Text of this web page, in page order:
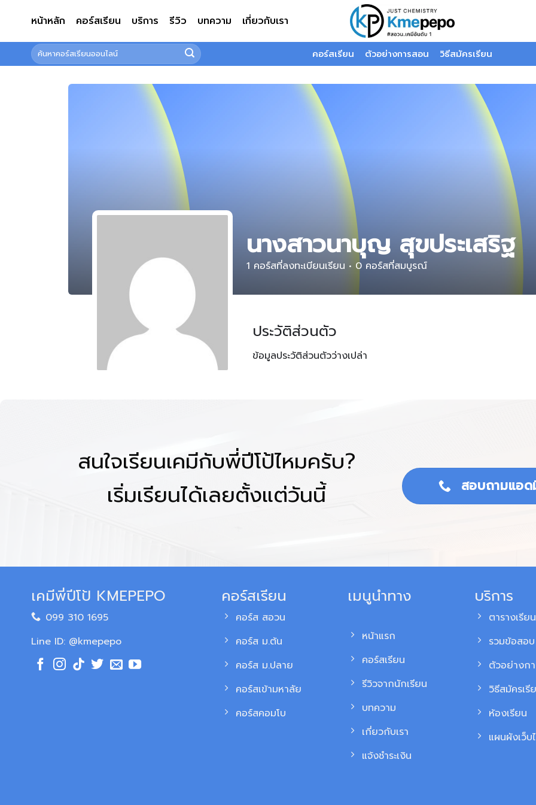
หน้าหลัก คอร์สเรียน บริการ รีวิว บทความ เกี่ยวกับเรา
ค้นหา: คอร์สเรียน ตัวอย่างการสอน วิธีสมัครเรียน
นางสาวนาบุญ สุขประเสริฐ
1 คอร์สที่ลงทะเบียนเรียน • 0 คอร์สที่สมบูรณ์
ประวัติส่วนตัว
ข้อมูลประวัติส่วนตัวว่างเปล่า
สนใจเรียนเคมีกับพี่ปีโป้ไหมครับ?
เริ่มเรียนได้เลยตั้งแต่วันนี้
สอบถามแอ
เคมีพี่ปีโป้ KMEPEPO
099 310 1695
Line ID: @kmepepo
คอร์สเรียน
คอร์ส สอวน
คอร์ส ม.ต้น
คอร์ส ม.ปลาย
คอร์สเข้ามหาลัย
คอร์สคอมโบ
เมนูนำทาง
หน้าแรก
คอร์สเรียน
รีวิวจากนักเรียน
บทความ
เกี่ยวกับเรา
แจ้งชำระเงิน
บริการ
ตารางเรียน
รวมข้อสอ
ตัวอย่างก
วิธีสมัครเรี
ห้องเรียน
แผนผังเว็บ